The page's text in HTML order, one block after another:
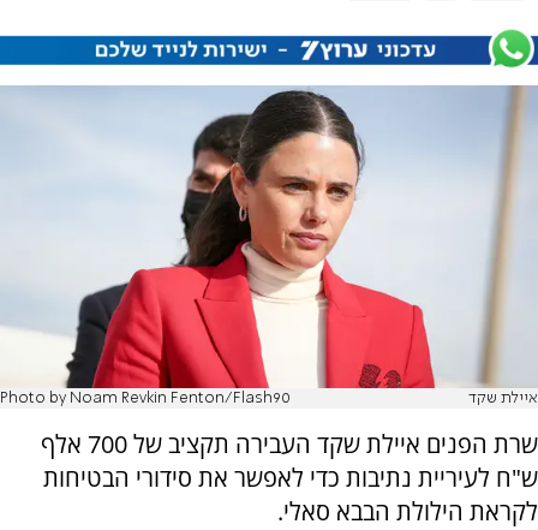
איילת שקד Photo by Noam Revkin Fenton/Flash90
שרת הפנים איילת שקד העבירה תקציב של 700 אלף
ש"ח לעיריית נתיבות כדי לאפשר את סידורי הבטיחות
לקראת הילולת הבבא סאלי.